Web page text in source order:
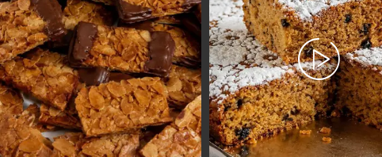
Ψωμι
Κουλούρια και
Μπισκότα
Γλυκό και Επιδόρπιο
Ποτά και Χυμοί
Ψάρι και Θαλασσινά
Σάλτσες και Αλοιφές
Συνταγές
Πασχαλινές Συνταγές
Νηστίσιμες Συνταγές
Συνταγές για Αγίου
Βαλεντίνου
και Αλοιφές
πιάτο
και Ζύμες